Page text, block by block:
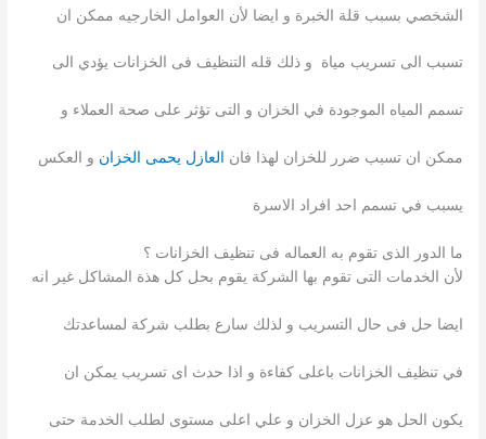
الشخصي بسبب قلة الخبرة و ايضا لأن العوامل الخارجيه ممكن ان
تسبب الى تسريب مياة و ذلك قله التنظيف فى الخزانات يؤدي الى
تسمم المياه الموجودة في الخزان و التى تؤثر على صحة العملاء و
ممكن ان تسبب ضرر للخزان لهذا فان العازل يحمى الخزان و العكس
يسبب في تسمم احد افراد الاسرة
ما الدور الذى تقوم به العماله فى تنظيف الخزانات ؟
لأن الخدمات التى تقوم بها الشركة يقوم بحل كل هذة المشاكل غير انه
ايضا حل فى حال التسريب و لذلك سارع بطلب شركة لمساعدتك
في تنظيف الخزانات باعلى كفاءة و اذا حدث اى تسريب يمكن ان
يكون الحل هو عزل الخزان و علي اعلى مستوى لطلب الخدمة حتى